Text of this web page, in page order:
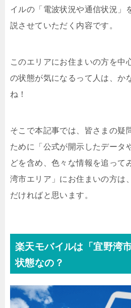
イルの「電波状況や通信状況」
説させていただく内容です。
このエリアにお住まいの方を中
の状態が気になるって人は、か
ね！
そこで本記事では、皆さまの疑
ために「公式が開示したデータ
どを含め、色々な情報を追って
湾市エリア」にお住まいの方は
だければと思います。
楽天モバイルは「宜野湾
状態なの？